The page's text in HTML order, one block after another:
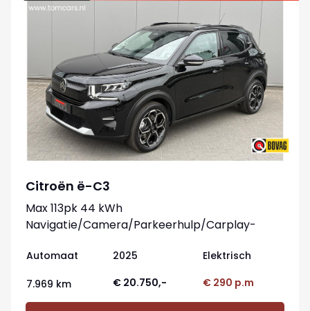
Citroën ë-C3
Max 113pk 44 kWh
Navigatie/Camera/Parkeerhulp/Carplay-
Automaat 2025 Elektrisch
7.969 km € 20.750,- € 290 p.m